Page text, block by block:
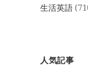
生活英語
人気記事